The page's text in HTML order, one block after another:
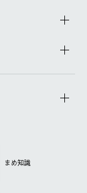
まめ知識